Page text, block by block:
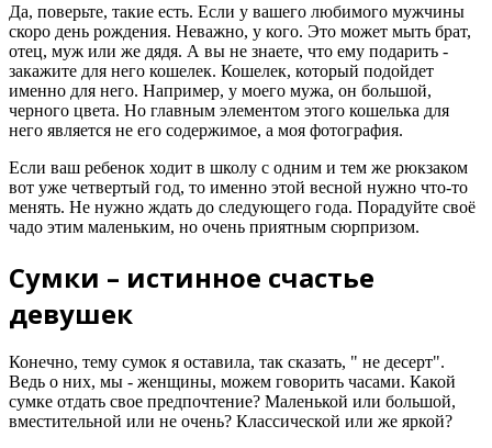
Да, поверьте, такие есть. Если у вашего любимого мужчины
скоро день рождения. Неважно, у кого. Это может мыть брат,
отец, муж или же дядя. А вы не знаете, что ему подарить -
закажите для него кошелек. Кошелек, который подойдет
именно для него. Например, у моего мужа, он большой,
черного цвета. Но главным элементом этого кошелька для
него является не его содержимое, а моя фотография.
Если ваш ребенок ходит в школу с одним и тем же рюкзаком
вот уже четвертый год, то именно этой весной нужно что-то
менять. Не нужно ждать до следующего года. Порадуйте своё
чадо этим маленьким, но очень приятным сюрпризом.
Сумки – истинное счастье
девушек
Конечно, тему сумок я оставила, так сказать, " не десерт".
Ведь о них, мы - женщины, можем говорить часами. Какой
сумке отдать свое предпочтение? Маленькой или большой,
вместительной или не очень? Классической или же яркой?